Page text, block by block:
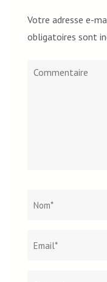
Votre adresse e-
obligatoires sont
Commentaire